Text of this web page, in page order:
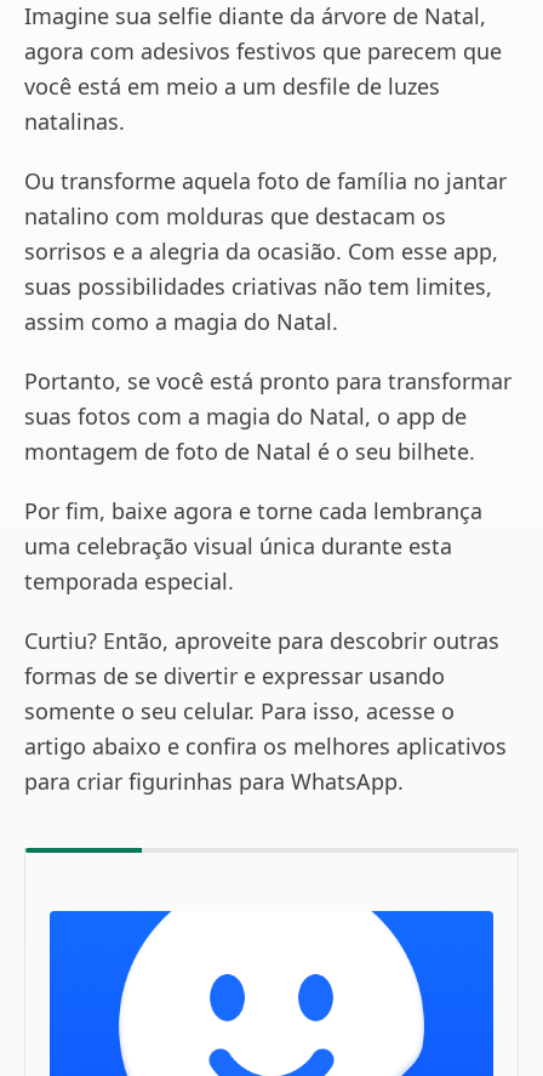
Imagine sua selfie diante da árvore de Natal,
agora com adesivos festivos que parecem que
você está em meio a um desfile de luzes
natalinas.
Ou transforme aquela foto de família no jantar
natalino com molduras que destacam os
sorrisos e a alegria da ocasião. Com esse app,
suas possibilidades criativas não tem limites,
assim como a magia do Natal.
Portanto, se você está pronto para transformar
suas fotos com a magia do Natal, o app de
montagem de foto de Natal é o seu bilhete.
Por fim, baixe agora e torne cada lembrança
uma celebração visual única durante esta
temporada especial.
Curtiu? Então, aproveite para descobrir outras
formas de se divertir e expressar usando
somente o seu celular. Para isso, acesse o
artigo abaixo e confira os melhores aplicativos
para criar figurinhas para WhatsApp.